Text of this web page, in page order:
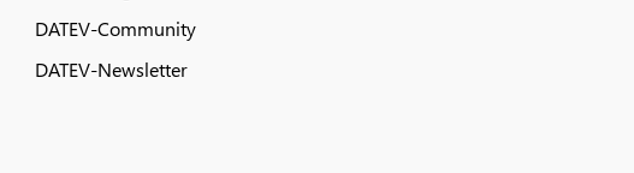
DATEV-Community
DATEV-Newsletter